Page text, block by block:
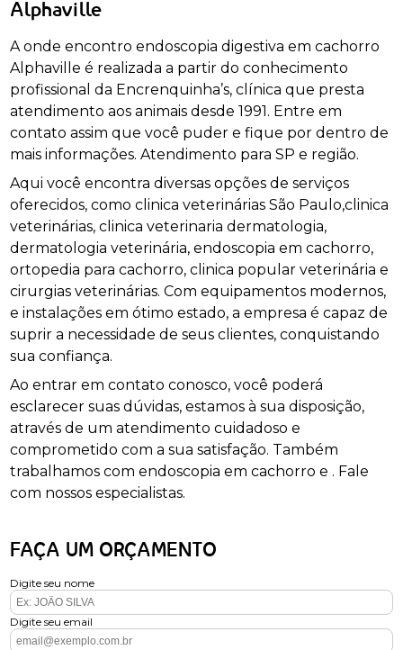
Alphaville
A onde encontro endoscopia digestiva em cachorro
Alphaville é realizada a partir do conhecimento
profissional da Encrenquinha’s, clínica que presta
atendimento aos animais desde 1991. Entre em
contato assim que você puder e fique por dentro de
mais informações. Atendimento para SP e região.
Aqui você encontra diversas opções de serviços
oferecidos, como clinica veterinárias São Paulo,clinica
veterinárias, clinica veterinaria dermatologia,
dermatologia veterinária, endoscopia em cachorro,
ortopedia para cachorro, clinica popular veterinária e
cirurgias veterinárias. Com equipamentos modernos,
e instalações em ótimo estado, a empresa é capaz de
suprir a necessidade de seus clientes, conquistando
sua confiança.
Ao entrar em contato conosco, você poderá
esclarecer suas dúvidas, estamos à sua disposição,
através de um atendimento cuidadoso e
comprometido com a sua satisfação. Também
trabalhamos com endoscopia em cachorro e . Fale
com nossos especialistas.
FAÇA UM ORÇAMENTO
Digite seu nome
Digite seu email